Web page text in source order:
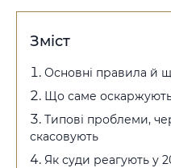
Зміст
Основні правила й
Що саме оскаржують
Типові проблеми,
скасовують
Як суди реагують у